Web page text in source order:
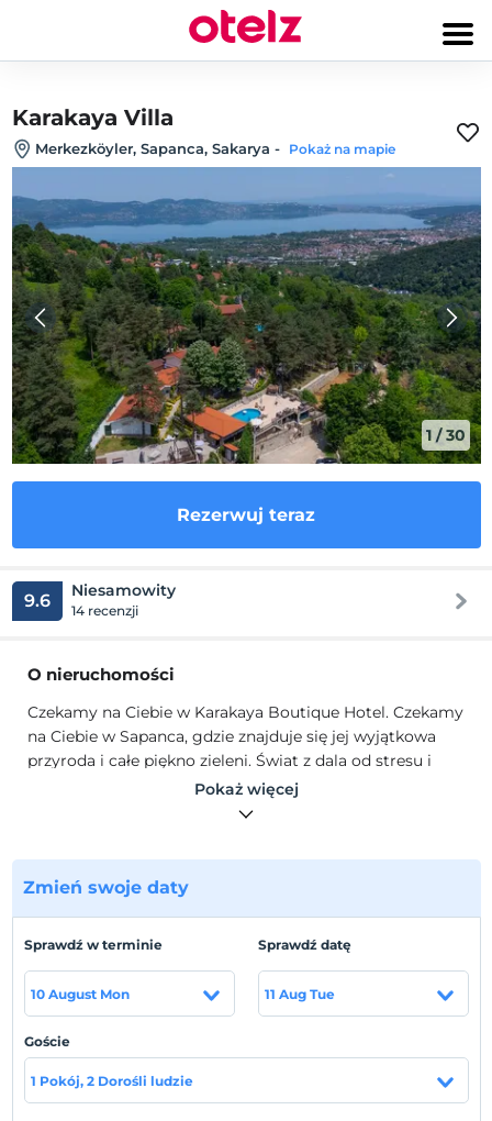
Karakaya Villa
Merkezköyler, Sapanca, Sakarya - Pokaż na mapie
1 /30
Rezerwuj teraz
9.6 Niesamowity
14 recenzji
O nieruchomości
Czekamy na Ciebie w Karakaya Boutique Hotel. Czekamy
na Ciebie w Sapanca, gdzie znajduje się jej wyjątkowa
przyroda i całe piękno zieleni. Świat z dala od stresu i
hałasu miasta, w każdym odcieniu zieleni.
Karakaya Boutique Hotel oferuje specjalne usługi w
świecie, który jest z dala od miejskiego zgiełku, jak i
blisko miasta, można przeżyć wyjątkowe wakacje. Nasz
hotelu zobaczysz, że Twoja dusza i ciało się uspokoiły.
Lokalizacja
Znajduje się w Mahmudiye Sapanca.
Pokaż na mapie
Pokaż więcej
Zmień swoje daty
Sprawdź w terminie
10 August Mon
Sprawdź datę
11 Aug Tue
Goście
1 Pokój, 2 Dorośli ludzie